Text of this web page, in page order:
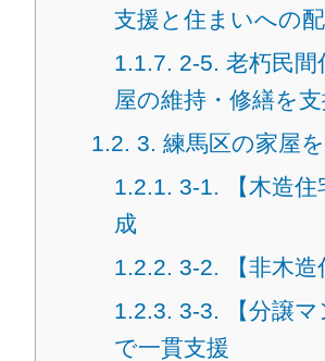
支援と住まいへの
1.1.7.
2-5. 老朽民
屋の維持・修繕を支
1.2. 3. 練馬区の家屋
1.2.1.
3-1. 【木造住
成
1.2.2. 3-2. 【非木造
1.2.3. 3-3. 【分譲
で一貫支援